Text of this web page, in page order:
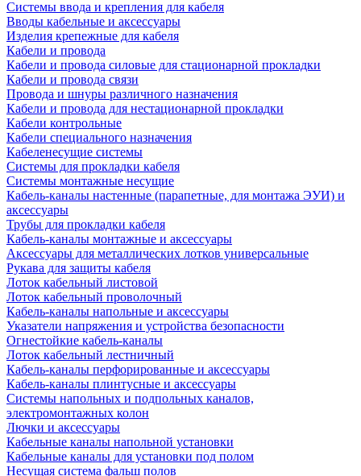
Системы ввода и крепления для кабеля
Вводы кабельные и аксессуары
Изделия крепежные для кабеля
Кабели и провода
Кабели и провода силовые для стационарной прокладки
Кабели и провода связи
Провода и шнуры различного назначения
Кабели и провода для нестационарной прокладки
Кабели контрольные
Кабели специального назначения
Кабеленесущие системы
Системы для прокладки кабеля
Системы монтажные несущие
Кабель-каналы настенные (парапетные, для монтажа ЭУИ) и
аксессуары
Трубы для прокладки кабеля
Кабель-каналы монтажные и аксессуары
Аксессуары для металлических лотков универсальные
Рукава для защиты кабеля
Лоток кабельный листовой
Лоток кабельный проволочный
Кабель-каналы напольные и аксессуары
Указатели напряжения и устройства безопасности
Огнестойкие кабель-каналы
Лоток кабельный лестничный
Кабель-каналы перфорированные и аксессуары
Кабель-каналы плинтусные и аксессуары
Системы напольных и подпольных каналов,
электромонтажных колон
Лючки и аксессуары
Кабельные каналы напольной установки
Кабельные каналы для установки под полом
Несущая система фальш полов